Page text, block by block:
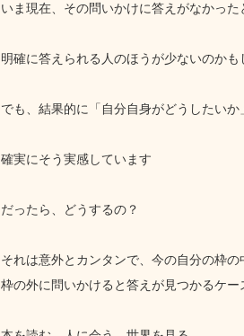
いま現在、その問いかけに答えがなかった
明確に答えられる人のほうが少ないのかも
でも、結果的に「自分自身がどうしたい
確実にそう実感しています
だったら、どうするの？
それは意外とカンタンで、今の自分の枠の
枠の外に問いかけると答えが見つかるケー